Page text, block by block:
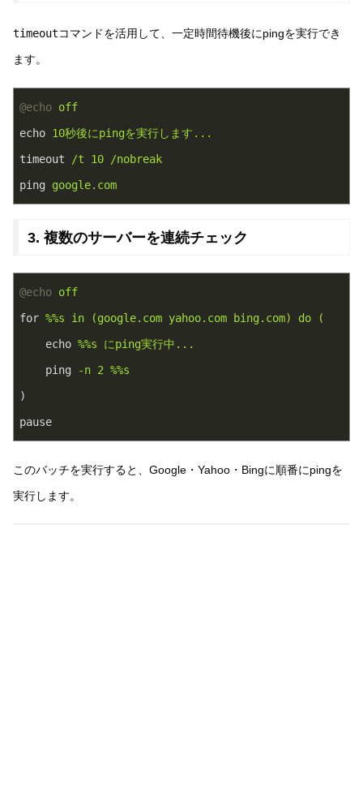
timeoutコマンドを活用して、一定時間待機後にpingを実行でき
ます。
@echo off
echo 10秒後にpingを実行します...
timeout
/t 10 /nobreak
ping
google.com
3. 複数のサーバーを連続チェック
@echo off
for %%s in (google.com yahoo.com bing.com) do (
echo %%s にping実行中...
ping
-n 2 %%s
)
pause
このバッチを実行すると、Google・Yahoo・Bingに順番にpingを
実行します。